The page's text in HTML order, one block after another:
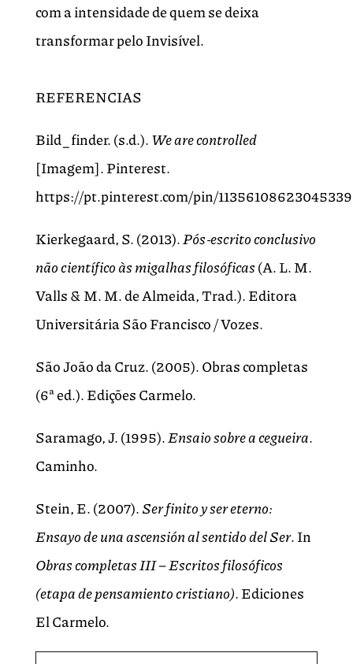
com a intensidade de quem se deixa
transformar pelo Invisível.
REFERENCIAS
Bild_finder. (s.d.).We are controlled
[Imagem]. Pinterest.
https://pt.pinterest.com/pin/
Kierkegaard, S. (2013).Pós‑escrito conclusivo
não científico às migalhas filosóficas(A. L. M.
Valls & M. M. de Almeida, Trad.). Editora
Universitária São Francisco / Vozes.
São João da Cruz. (2005). Obras completas
(6ª ed.). Edições Carmelo.
Saramago, J. (1995).Ensaio sobre a cegueira.
Caminho.
Stein, E. (2007).Ser finito y ser eterno:
Ensayo de una ascensión al sentido del Ser. In
Obras completas III – Escritos filosóficos
(etapa de pensamiento cristiano). Ediciones
El Carmelo.